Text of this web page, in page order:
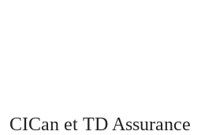
CICan et TD Assurance